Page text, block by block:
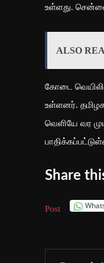
உள்ளது.
ALSO
கோடை
உள்ளனர்.
வெளியே வர
Share
Post